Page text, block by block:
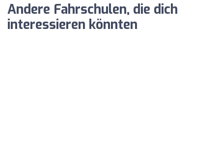
Andere Fahrschulen, die dich
interessieren könnten